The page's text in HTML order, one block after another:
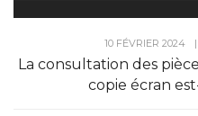
10 FÉVRIER 2024 |
La consultation des
copie écran